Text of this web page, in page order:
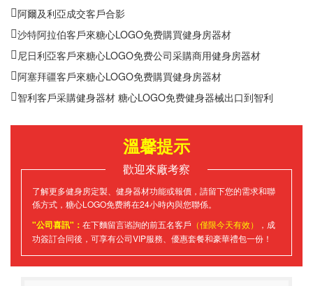
阿爾及利亞成交客戶合影
沙特阿拉伯客戶來糖心LOGO免费購買健身房器材
尼日利亞客戶來糖心LOGO免费公司采購商用健身房器材
阿塞拜疆客戶來糖心LOGO免费購買健身房器材
智利客戶采購健身器材 糖心LOGO免费健身器械出口到智利
溫馨提示
歡迎來廠考察
了解更多健身房定製、健身器材功能或報價，請留下您的需求和聯
係方式，糖心LOGO免费將在24小時內與您聯係。
"公司喜訊"： 在下麵留言谘詢的前五名客戶 （僅限今天有效）
，成
功簽訂合同後，可享有公司VIP服務、優惠套餐和豪華禮包一份！